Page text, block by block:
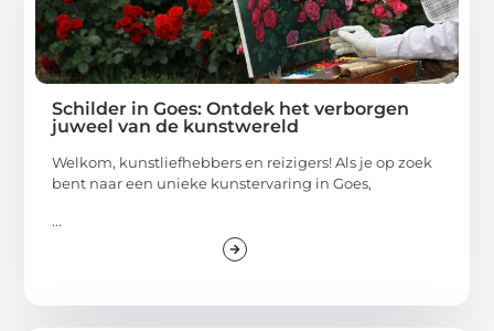
Schilder in Goes: Ontdek het verborgen
juweel van de kunstwereld
Welkom, kunstliefhebbers en reizigers! Als je op zoek
bent naar een unieke kunstervaring in Goes,
...